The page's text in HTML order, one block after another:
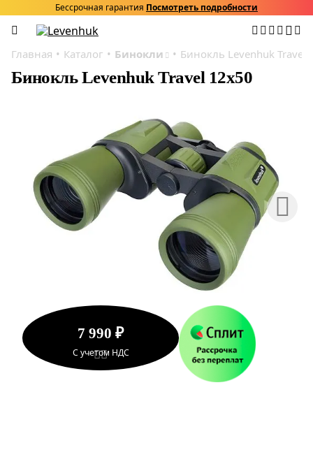
Бессрочная гарантия Посмотреть подробности
Главная Каталог Бинокли Бинокль Levenhuk Travel
Бинокль Levenhuk Travel 12x50
7 990 ₽
С учетом НДС